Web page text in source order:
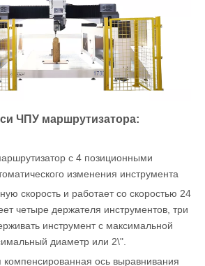
ЧПУ маршрутизатора:
с 4 позиционными
изменения инструмента
скорость и работает со скоростью 24
четыре держателя инструментов, три
инструмент с максимальной
диаметр или 2\".
ось выравнивания